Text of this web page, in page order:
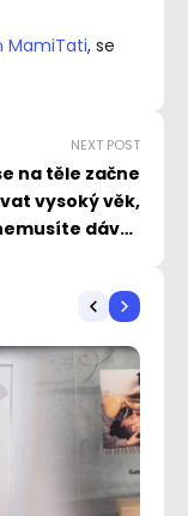
MamiTati, se
NEXT POST
na těle začne
vysoký věk,
dávat